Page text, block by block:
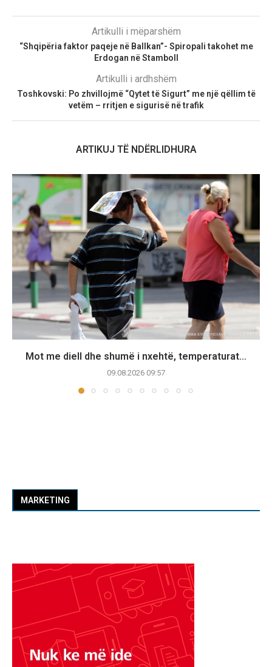
Artikulli i mëparshëm
“Shqipëria faktor paqeje në Ballkan”- Spiropali takohet me
Erdogan në Stamboll
Artikulli i ardhshëm
Toshkovski: Po zhvillojmë “Qytet të Sigurt” me një qëllim të
vetëm – rritjen e sigurisë në trafik
ARTIKUJ TË NDËRLIDHURA
Mot me diell dhe shumë i nxehtë, temperaturat...
09.08.2026 09:57
MARKETING